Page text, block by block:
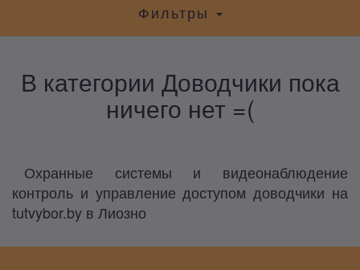
Фильтры
В категории Доводчики пока
ничего нет =(
Охранные системы и видеонаблюдение
контроль и управление доступом доводчики на
tutvybor.by в Лиозно